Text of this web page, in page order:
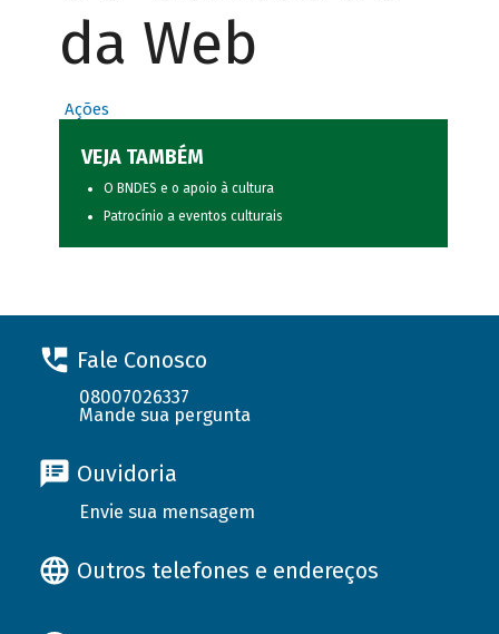
da Web
Ações
VEJA TAMBÉM
O BNDES e o apoio à cultura
Patrocínio a eventos culturais
Fale Conosco
08007026337
Mande sua pergunta
Ouvidoria
Envie sua mensagem
Outros telefones e endereços